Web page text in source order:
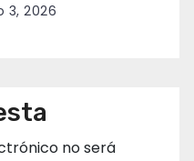
3, 2026
no será